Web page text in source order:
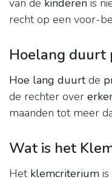
van de kinderen is
recht op een voor-
Hoelang duurt
Hoe lang duurtde
de rechter over
maanden tot meer
Wat is het
Het klemcriterium